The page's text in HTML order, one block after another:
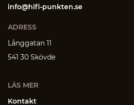
info@hifi-punkten.se
ADRESS
Långgatan 11
541 30 Skövde
LÄS MER
Kontakt